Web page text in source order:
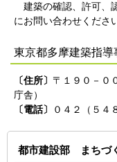
建築の確認、許可、
にお問い合わせくださ
東京都多摩建築指
〔住所〕 〒１９０－０
庁舎）
〔電話〕
０４２（５４
都市建設部 まちづ